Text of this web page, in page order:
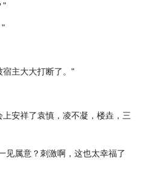
"
"
主大大打断了。"
安祥了袁慎，凌不凝，楼垚，三
见属意？刺激啊，这也太幸福了